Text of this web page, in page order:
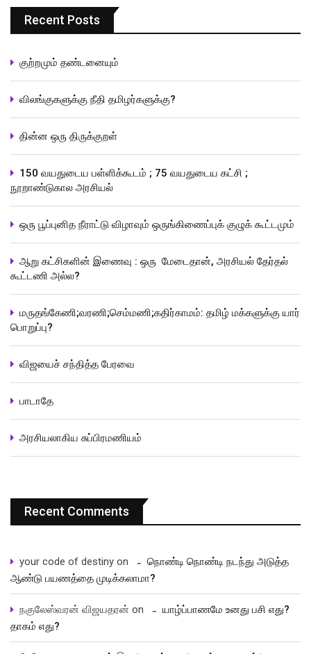
Recent Posts
குற்றமும் தண்டனையும்
விலங்குகளுக்கு நீதி தமிழர்களுக்கு?
தின்ன ஒரு திருக்குறள்
150 வயதுடைய பள்ளிக்கூடம் ; 75 வயதுடைய கட்சி ;
நூறாண்டுகால அரசியல்
ஒரு பூப்புனித நீராட்டு விழாவும் ஒருங்கிணைப்புக் குழுக் கூட்டமும்
ஆறு கட்சிகளின் இணைவு : ஒரு மேடைதான், அரசியல் தேர்தல்
கூட்டணி அல்ல?
மருதங்கேணி;வரணி;செம்மணி;கதிர்காமம்: தமிழ் மக்களுக்கு யார்
பொறுப்பு?
விஜயைச் சந்தித்த பேரவை
பாடாதே
அரசியலாகிய சுப்பிரமணியம்
Recent Comments
your code of destiny on
நொண்டி நொண்டி நடந்து அடுத்த
ஆண்டு பயணத்தை முடிக்கலாமா?
நகுலேஸ்வரன் விஜயதரன் on
யாழ்ப்பாணமே உனது பசி எது?
தாகம் எது?